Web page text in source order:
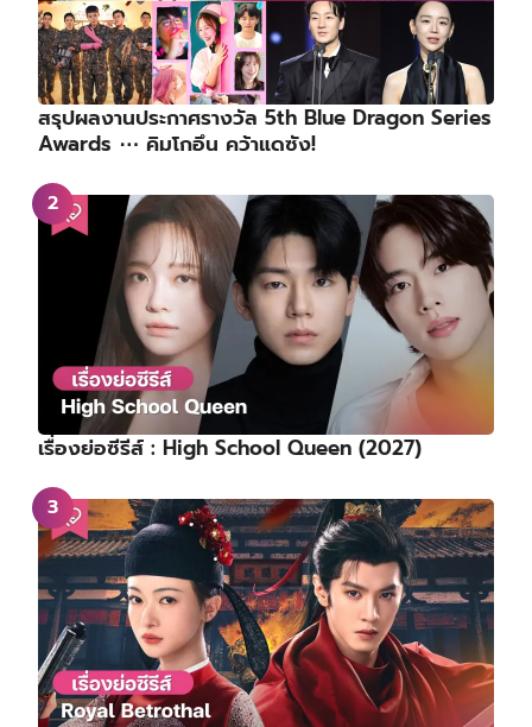
สรุปผลงานประกาศรางวัล 5th Blue Dragon Series
Awards ⋯ คิมโกอึน คว้าแดซัง!
เรื่องย่อซีรีส์ : High School Queen (2027)